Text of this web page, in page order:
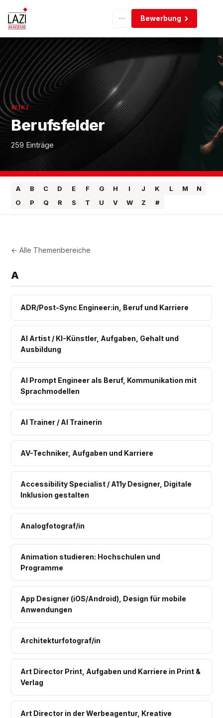
Bewerbung
WIKI
Berufsfelder
259 Einträge
A B C D E F G H I J K L M
N
O
P Q R S T U V W Z #
← Alle Themenbereiche
A
ADR/Post-Sync Engineer:in, Beruf und Karriere
AI Artist / KI-Künstler, Aufgaben, Gehalt und
Ausbildung
AI Prompt Engineer als Beruf, Kommunikation mit
Sprachmodellen
AI Trainer / AI Trainerin
AV-Techniker, Aufgaben und Karriere
Accessibility Specialist / A11y Designer, Digitale
Inklusion gestalten
Analogfotograf/in
Animation studieren: Hochschulen und
Programme
App Designer (iOS/Android), Design für mobile
Anwendungen
Architekturfotograf/in
Art Director Print, Aufgaben und Karriere in Print &
Verlag
Art Director in der Werbeagentur, Kreative